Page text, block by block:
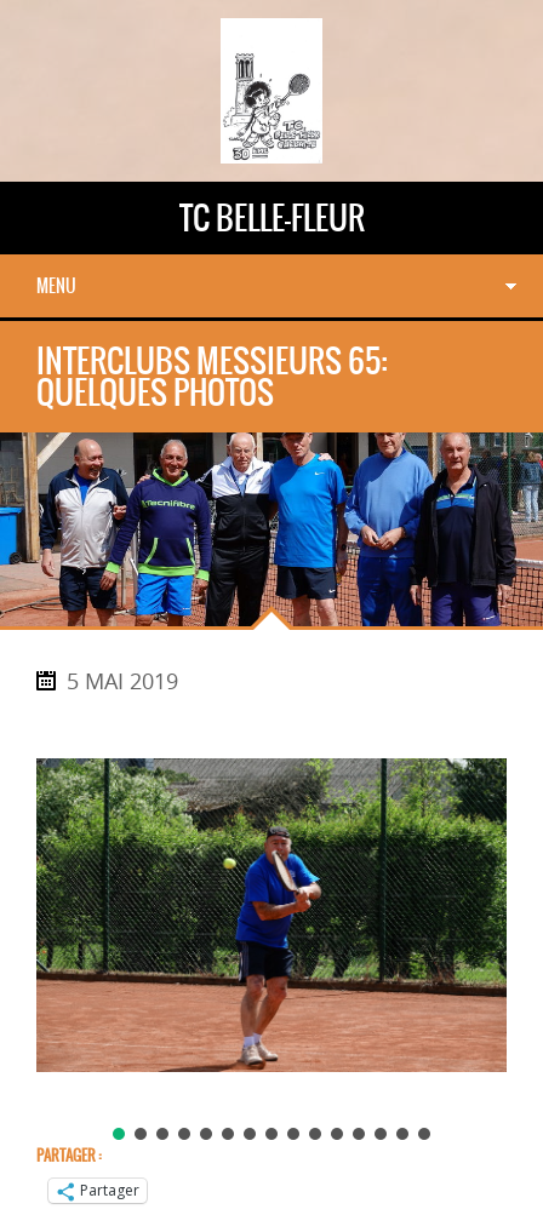
TC BELLE-FLEUR
MENU
INTERCLUBS MESSIEURS 65:
QUELQUES PHOTOS
5 MAI 2019
PARTAGER :
Partager